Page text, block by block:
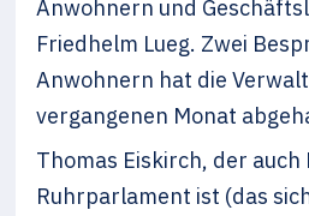
Anwohnern und
Friedhelm Lueg. Zwei
Anwohnern hat die
vergangenen Monat
Thomas Eiskirch, der auch
Ruhrparlament ist (das